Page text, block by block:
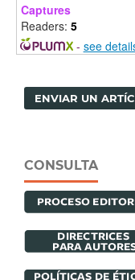
Captures
Readers: 5
- see
ENVIAR UN
CONSULTA